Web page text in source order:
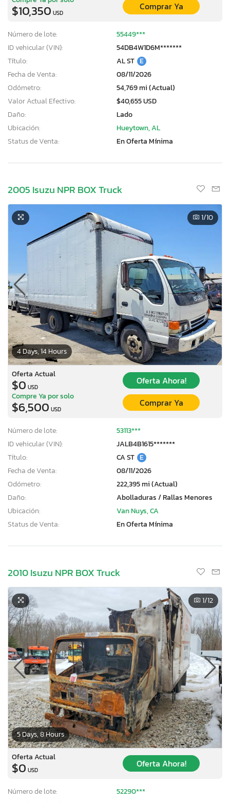
$10,350 USD
Comprar Ya
Número de lote:
55449***
ID vehicular (VIN):
54DB4W1D6M*******
Título:
AL ST E
Fecha de Venta:
08/11/2026
Odómetro:
54,769 mi (Actual)
Valor Actual Efectivo:
$40,655 USD
Daño:
Lado
Ubicación:
Hueytown, AL
Status de Venta:
En Oferta Mínima
2005 Isuzu NPR BOX Truck
4 Days, 14 Hours
1/10
Oferta Actual
$0 USD
Oferta Ahora!
Compre Ya por solo
$6,500 USD
Comprar Ya
Número de lote:
53113***
ID vehicular (VIN):
JALB4B1615*******
Título:
CA ST E
Fecha de Venta:
08/11/2026
Odómetro:
222,395 mi (Actual)
Daño:
Abolladuras / Rallas Menores
Ubicación:
Van Nuys, CA
Status de Venta:
En Oferta Mínima
2010 Isuzu NPR BOX Truck
5 Days, 8 Hours
1/12
Oferta Actual
$0 USD
Oferta Ahora!
Número de lote:
52290***